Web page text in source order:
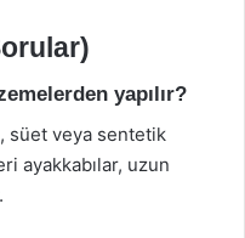
yapılır?
süet veya sentetik
ayakkabılar, uzun